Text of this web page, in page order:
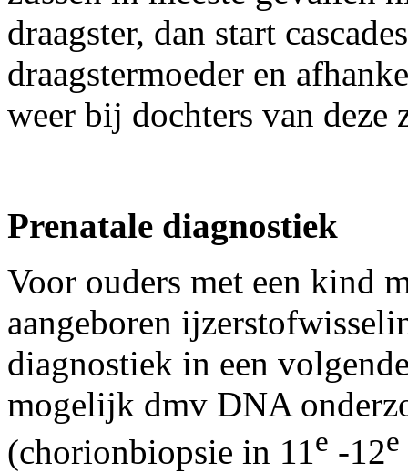
draagster, dan start
draagstermoeder en
weer bij dochters van deze
Prenatale diagnostiek
Voor ouders met een kind
aangeboren
diagnostiek in een
mogelijk dmv DNA
(chorionbiopsie in 11e -12e